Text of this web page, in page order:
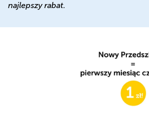
najlepszy rabat.